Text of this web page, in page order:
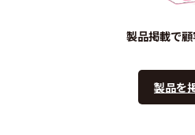
製品掲載で
製品を